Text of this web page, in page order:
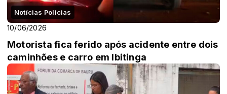
Notícias Policias
10/06/2026
Motorista fica ferido após acidente entre dois
caminhões e carro em Ibitinga